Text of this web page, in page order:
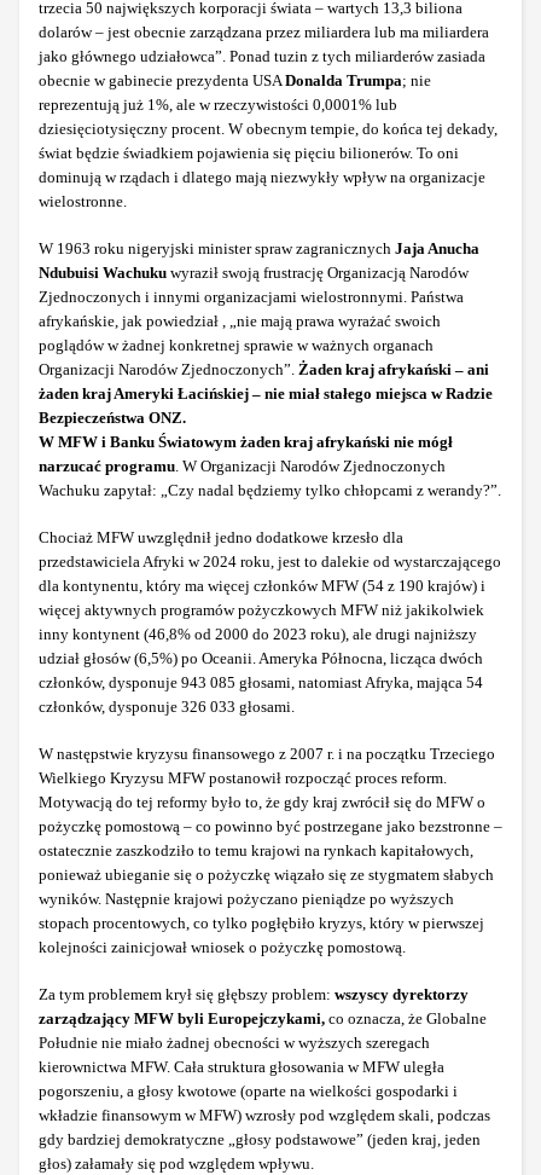
trzecia 50 największych korporacji świata – wartych 13,3 biliona
dolarów – jest obecnie zarządzana przez miliardera lub ma miliardera
jako głównego udziałowca”. Ponad tuzin z tych miliarderów zasiada
obecnie w gabinecie prezydenta USADonalda Trumpa; nie
reprezentują już 1%, ale w rzeczywistości 0,0001% lub
dziesięciotysięczny procent. W obecnym tempie, do końca tej dekady,
świat będzie świadkiem pojawienia się pięciu bilionerów. To oni
dominują w rządach i dlatego mają niezwykły wpływ na organizacje
wielostronne.
W 1963 roku nigeryjski minister spraw zagranicznych Jaja Anucha
Ndubuisi Wachuku wyraził swoją frustrację Organizacją Narodów
Zjednoczonych i innymi organizacjami wielostronnymi. Państwa
afrykańskie, jak powiedział , „nie mają prawa wyrażać swoich
poglądów w żadnej konkretnej sprawie w ważnych organach
Organizacji Narodów Zjednoczonych”. Żaden kraj afrykański – ani
żaden kraj Ameryki Łacińskiej – nie miał stałego miejsca w Radzie
Bezpieczeństwa ONZ.
W MFW i Banku Światowym żaden kraj afrykański nie mógł
narzucać programu. W Organizacji Narodów Zjednoczonych
Wachuku zapytał: „Czy nadal będziemy tylko chłopcami z werandy?”.
Chociaż MFW uwzględnił jedno dodatkowe krzesło dla
przedstawiciela Afryki w 2024 roku, jest to dalekie od wystarczającego
dla kontynentu, który ma więcej członków MFW (54 z 190 krajów) i
więcej aktywnych programów pożyczkowych MFW niż jakikolwiek
inny kontynent (46,8% od 2000 do 2023 roku), ale drugi najniższy
udział głosów (6,5%) po Oceanii. Ameryka Północna, licząca dwóch
członków, dysponuje 943 085 głosami, natomiast Afryka, mająca 54
członków, dysponuje 326 033 głosami.
W następstwie kryzysu finansowego z 2007 r. i na początku Trzeciego
Wielkiego Kryzysu MFW postanowił rozpocząć proces reform.
Motywacją do tej reformy było to, że gdy kraj zwrócił się do MFW o
pożyczkę pomostową – co powinno być postrzegane jako bezstronne –
ostatecznie zaszkodziło to temu krajowi na rynkach kapitałowych,
ponieważ ubieganie się o pożyczkę wiązało się ze stygmatem słabych
wyników. Następnie krajowi pożyczano pieniądze po wyższych
stopach procentowych, co tylko pogłębiło kryzys, który w pierwszej
kolejności zainicjował wniosek o pożyczkę pomostową.
Za tym problemem krył się głębszy problem: wszyscy dyrektorzy
zarządzający MFW byli Europejczykami, co oznacza, że Globalne
Południe nie miało żadnej obecności w wyższych szeregach
kierownictwa MFW. Cała struktura głosowania w MFW uległa
pogorszeniu, a głosy kwotowe (oparte na wielkości gospodarki i
wkładzie finansowym w MFW) wzrosły pod względem skali, podczas
gdy bardziej demokratyczne „głosy podstawowe” (jeden kraj, jeden
głos) załamały się pod względem wpływu.